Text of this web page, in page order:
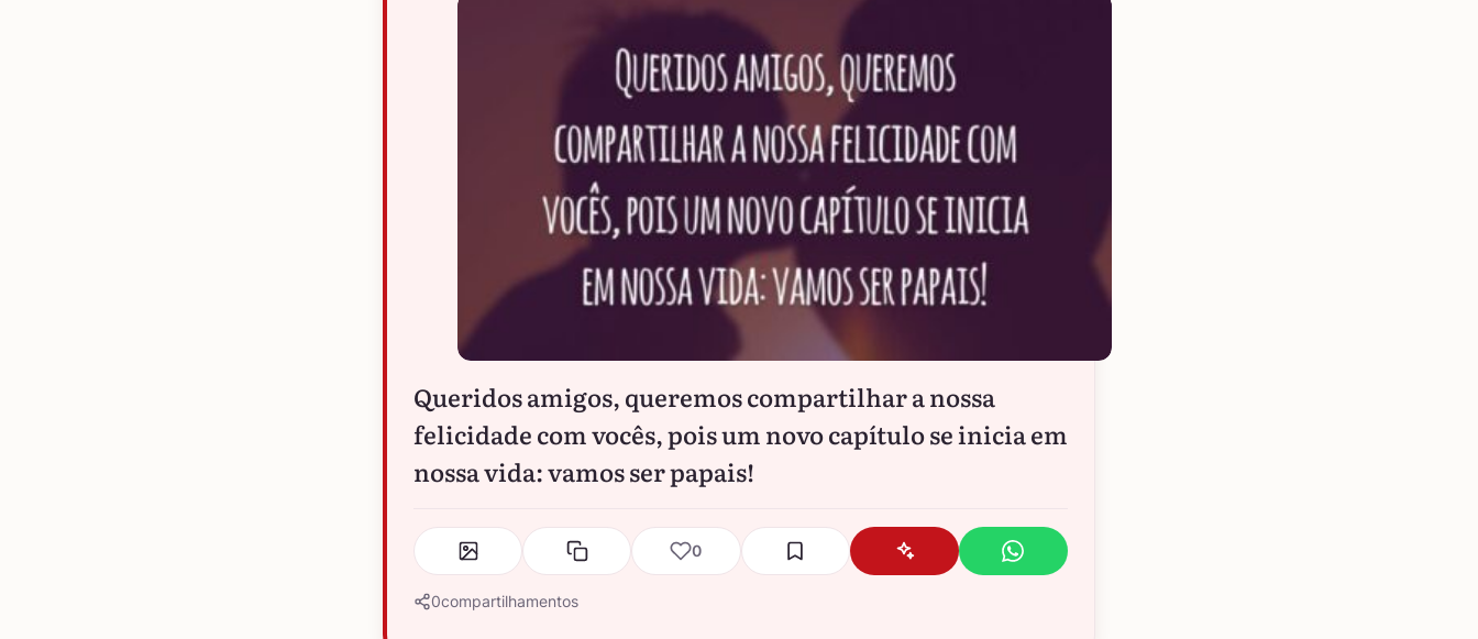
Queridos amigos, queremos compartilhar a nossa
felicidade com vocês, pois um novo capítulo se inicia em
nossa vida: vamos ser papais!
0
0compartilhamentos